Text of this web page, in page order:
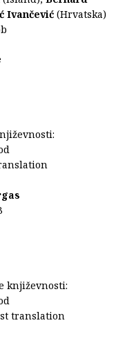
Ivančević (Hrvatska)
književnosti:
translation